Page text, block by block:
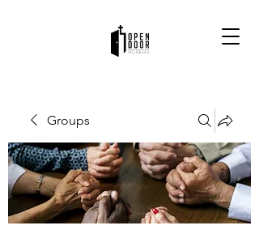
Groups